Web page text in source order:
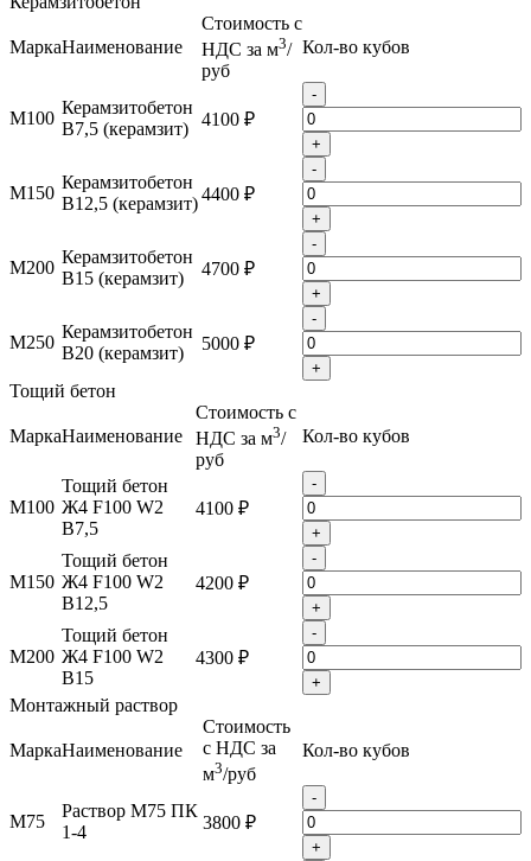
МаркаНаименование
Стоимость с
НДС за м3/
руб
Кол-во кубов
М100
Керамзитобетон
B7,5 (керамзит)
4100 ₽
-
+
М150
Керамзитобетон
B12,5 (керамзит)4400 ₽
-
+
М200
Керамзитобетон
B15 (керамзит)
4700 ₽
-
+
М250
Керамзитобетон
B20 (керамзит)
5000 ₽
-
+
Тощий бетон
МаркаНаименование
Стоимость с
НДС за м3/
руб
Кол-во кубов
М100
Тощий бетон
Ж4 F100 W2
B7,5
4100 ₽
-
+
М150
Тощий бетон
Ж4 F100 W2
B12,5
4200 ₽
-
+
М200
Тощий бетон
Ж4 F100 W2
B15
4300 ₽
-
+
Монтажный раствор
МаркаНаименование
Стоимость
с НДС за
м3/руб
Кол-во кубов
М75
Раствор М75 ПК
1-4
3800 ₽
-
+